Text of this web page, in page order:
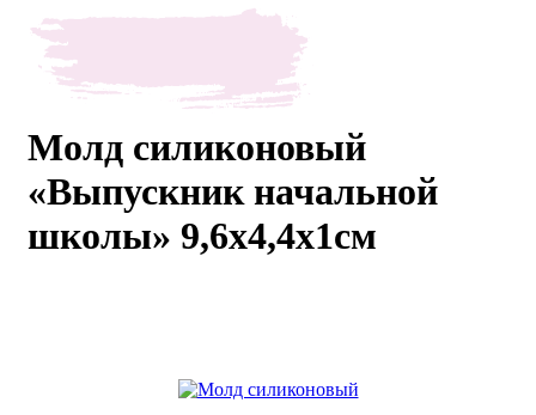
Мастер-
Молд силиконовый
«Выпускник начальной
школы» 9,6х4,4х1см